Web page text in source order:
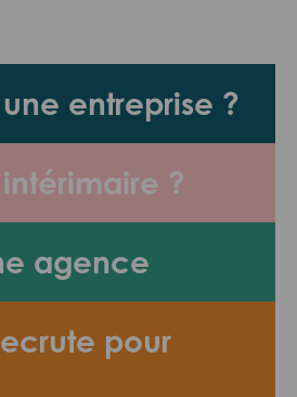
entreprise ?
?
agence
pour